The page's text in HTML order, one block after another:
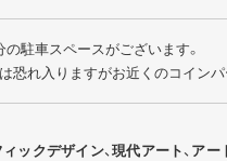
の駐車スペースがございます。
恐れ入りますがお近くのコイン
ックデザイン、現代アート、ア